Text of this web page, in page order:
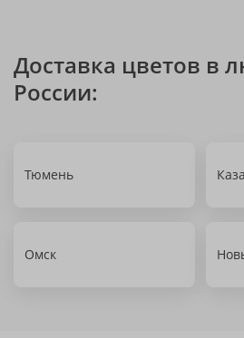
Доставка цветов в
России:
Тюмень
Омск